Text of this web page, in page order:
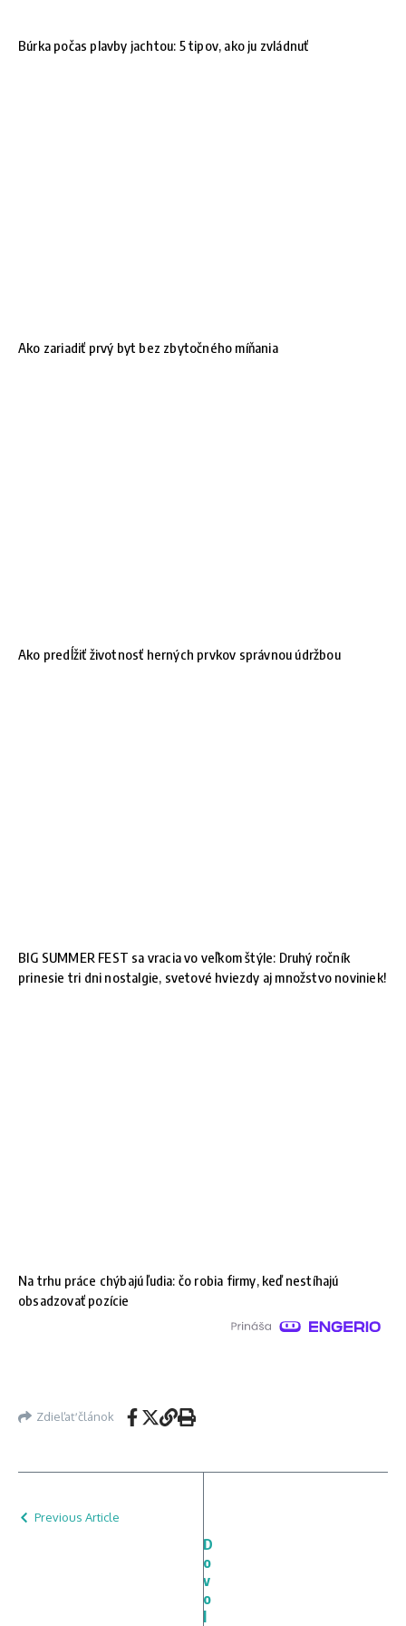
Búrka počas plavby jachtou: 5 tipov, ako ju zvládnuť
Ako zariadiť prvý byt bez zbytočného míňania
Ako predĺžiť životnosť herných prvkov správnou údržbou
BIG SUMMER FEST sa vracia vo veľkom štýle: Druhý ročník
prinesie tri dni nostalgie, svetové hviezdy aj množstvo noviniek!
Na trhu práce chýbajú ľudia: čo robia firmy, keď nestíhajú
obsadzovať pozície
Zdieľať článok
Previous Article
D
o
v
o
l